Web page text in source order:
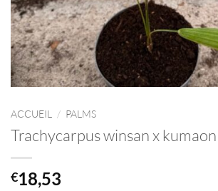
ACCUEIL / PALMS
Trachycarpus winsan x
€18,53